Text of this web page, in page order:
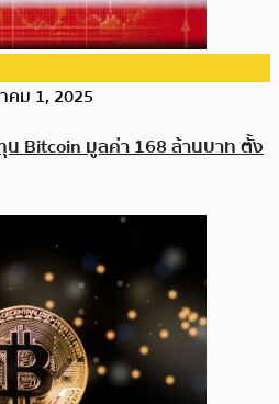
คม 1, 2025
น Bitcoin มูลค่า 168 ล้านบาท ตั้ง